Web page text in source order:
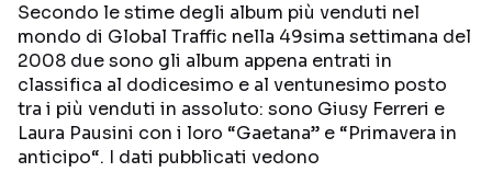
Seguici sui social
Secondo le stime degli album più venduti nel
mondo di Global Traffic nella 49sima settimana del
2008 due sono gli album appena entrati in
classifica al dodicesimo e al ventunesimo posto
tra i più venduti in assoluto: sono Giusy Ferreri e
Laura Pausini con i loro “Gaetana” e “Primavera in
anticipo“. I dati pubblicati vedono